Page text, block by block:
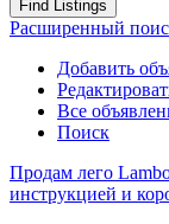
Расширенный
Добавить
Все
Поиск
Продам лего
инструкцией и